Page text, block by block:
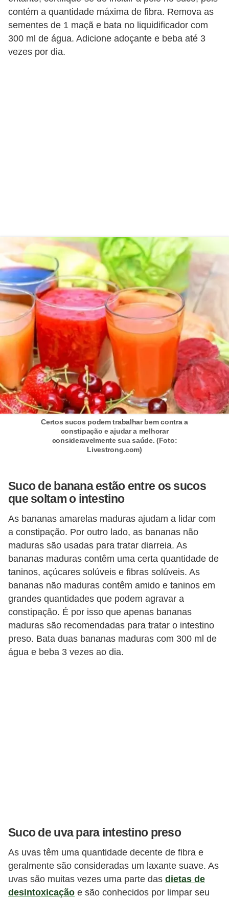
contém a quantidade máxima de fibra. Remova as
sementes de 1 maçã e bata no liquidificador com
300 ml de água. Adicione adoçante e beba até 3
vezes por dia.
Certos sucos podem trabalhar bem contra a
constipação e ajudar a melhorar
consideravelmente sua saúde. (Foto:
Livestrong.com)
Suco de banana estão entre os sucos
que soltam o intestino
As bananas amarelas maduras ajudam a lidar com
a constipação. Por outro lado, as bananas não
maduras são usadas para tratar diarreia. As
bananas maduras contêm uma certa quantidade de
taninos, açúcares solúveis e fibras solúveis. As
bananas não maduras contêm amido e taninos em
grandes quantidades que podem agravar a
constipação. É por isso que apenas bananas
maduras são recomendadas para tratar o intestino
preso. Bata duas bananas maduras com 300 ml de
água e beba 3 vezes ao dia.
Suco de uva para intestino preso
As uvas têm uma quantidade decente de fibra e
geralmente são consideradas um laxante suave. As
uvas são muitas vezes uma parte das dietas de
desintoxicação e são conhecidos por limpar seu